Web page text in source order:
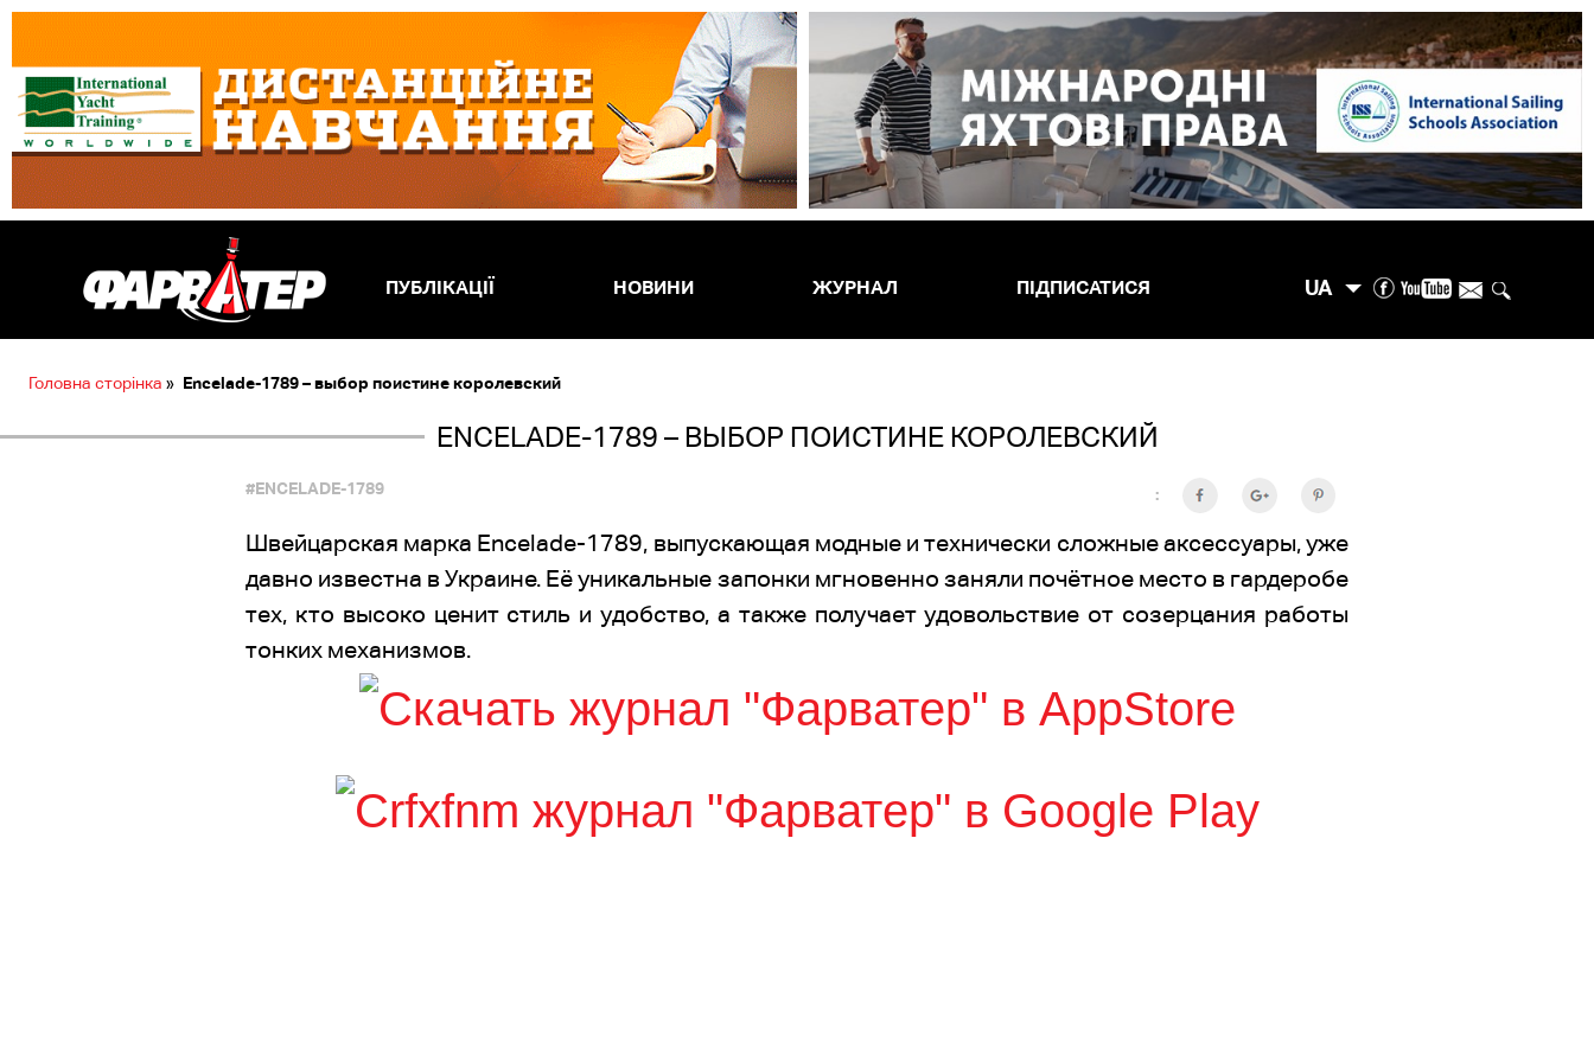
ПУБЛІКАЦІЇ НОВИНИ ЖУРНАЛ ПІДПИСАТИСЯ UA
Головна сторінка » Encelade-1789 – выбор поистине королевский
ENCELADE-1789 – ВЫБОР ПОИСТИНЕ КОРОЛЕВСКИЙ
#ENCELADE-1789 :
Швейцарская марка Encelade-1789, выпускающая модные и технически сложные аксессуары, уже
давно известна в Украине. Её уникальные запонки мгновенно заняли почётное место в гардеробе
тех, кто высоко ценит стиль и удобство, а также получает удовольствие от созерцания работы
тонких механизмов.